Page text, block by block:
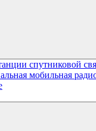
спутниковой
мобильная